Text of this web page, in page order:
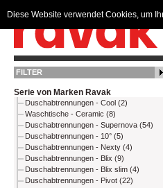
FILTER
Serie von Marken Ravak
Duschabtrennungen - Cool (2)
Waschtische - Ceramic (8)
Duschabtrennungen - Supernova (54)
Duschabtrennungen - 10° (5)
Duschabtrennungen - Nexty (4)
Duschabtrennungen - Blix (9)
Duschabtrennungen - Blix slim (4)
Duschabtrennungen - Pivot (22)
Diese Website verwendet Cookies, um